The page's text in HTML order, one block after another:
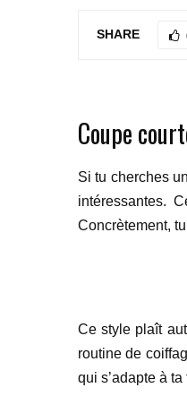
SHARE
Coupe
Si tu cherches
intéressantes.
Concrètement,
Ce style plaît
routine de
qui s’adapte à